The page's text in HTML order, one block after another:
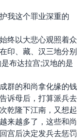
我这个罪业深重的
终以大悲心观照着众
印、藏、汉三地分别
布达拉宫;汉地的是
群的和尚拿化缘的钱
诉母后，打算派兵去
乾隆下江南，又想起
来越多了，这些和尚
宫后决定发兵去惩罚